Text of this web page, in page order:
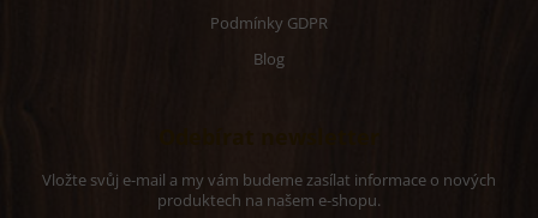
Podmínky GDPR
Blog
Vložte svůj e-mail a my vám budeme zasílat informace o nových
produktech na našem e-shopu.